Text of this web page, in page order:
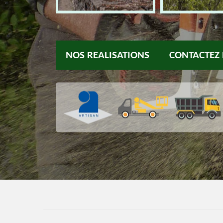
NOS REALISATIONS